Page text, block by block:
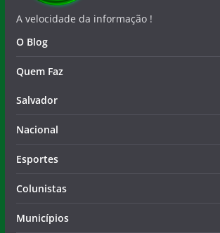
A velocidade da informação !
O Blog
Quem Faz
Salvador
Nacional
Esportes
Colunistas
Municípios